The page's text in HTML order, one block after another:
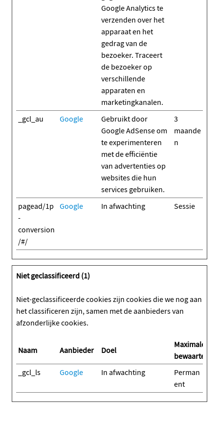
Google Analytics te
verzenden over het
apparaat en het
gedrag van de
bezoeker. Traceert
de bezoeker op
verschillende
apparaten en
marketingkanalen.
_gcl_au Google
Gebruikt door
Google AdSense om
te experimenteren
met de efficiëntie
van advertenties op
websites die hun
services gebruiken.
3
maande
n
pagead/1p
-
conversion
/#/
Google In afwachting Sessie
Niet geclassificeerd (1)
Niet-geclassificeerde cookies zijn cookies die we nog aan
het classificeren zijn, samen met de aanbieders van
afzonderlijke cookies.
Naam Aanbieder Doel
Maximale
_gcl_ls
Google In afwachting
Perman
ent